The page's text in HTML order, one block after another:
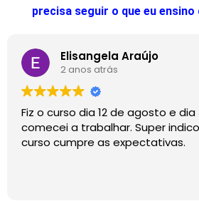
precisa seguir o que eu
Elisangela Araújo
2 anos atrás
Fiz o curso dia 12 de agosto e
comecei a trabalhar. Super
curso cumpre as expectativas.